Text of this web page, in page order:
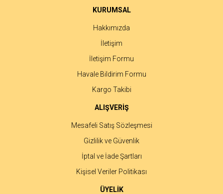
Ürün fiyatı diğer sitelerden daha pahalı.
Gönder
KURUMSAL
Hakkımızda
İletişim
İletişim Formu
Havale Bildirim Formu
Kargo Takibi
ALIŞVERİŞ
Mesafeli Satış Sözleşmesi
Gizlilik ve Güvenlik
İptal ve İade Şartları
Kişisel Veriler Politikası
ÜYELİK